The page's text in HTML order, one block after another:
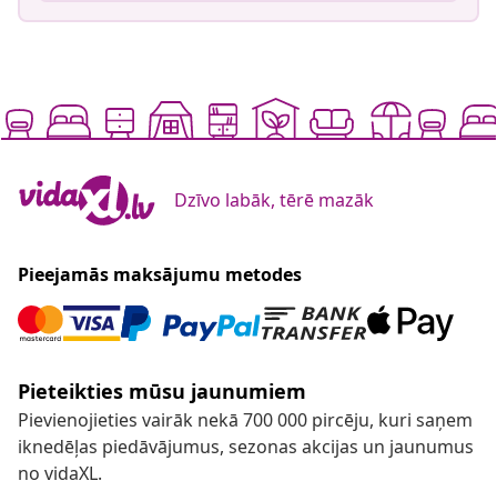
Dzīvo labāk, tērē mazāk
Pieejamās maksājumu metodes
Pieteikties mūsu jaunumiem
Pievienojieties vairāk nekā 700 000 pircēju, kuri saņem
iknedēļas piedāvājumus, sezonas akcijas un jaunumus
no vidaXL.